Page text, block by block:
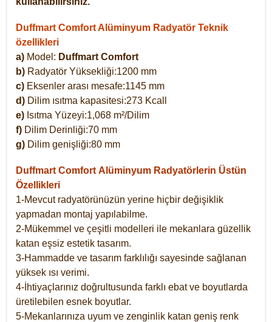
Duffmart Comfort Alüminyum Radyatör Teknik
özellikleri
a) Model: Duffmart Comfort
b) Radyatör Yüksekliği:1200 mm
c) Eksenler arası mesafe:1145 mm
d) Dilim ısıtma kapasitesi:273 Kcall
e) Isıtma Yüzeyi:1,068 m²/Dilim
f) Dilim Derinliği:70 mm
g) Dilim genişliği:80 mm
Duffmart Comfort Alüminyum Radyatörlerin Üstün
Özellikleri
1-Mevcut radyatörünüzün yerine hiçbir değişiklik
yapmadan montaj yapılabilme.
2-Mükemmel ve çeşitli modelleri ile mekanlara güzellik
katan eşsiz estetik tasarım.
3-Hammadde ve tasarım farklılığı sayesinde sağlanan
yüksek ısı verimi.
4-İhtiyaçlarınız doğrultusunda farklı ebat ve boyutlarda
üretilebilen esnek boyutlar.
5-Mekanlarınıza uyum ve zenginlik katan geniş renk